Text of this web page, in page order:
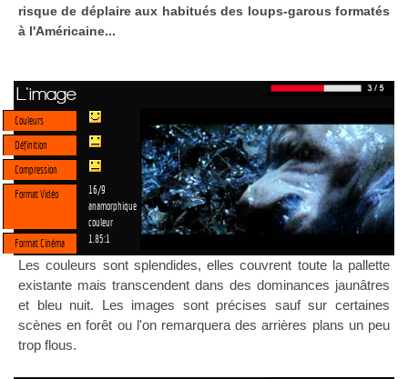
risque de déplaire aux habitués des loups-garous formatés
à l'Américaine...
L'image
Couleurs
Définition
Compression
Format Vidéo
16/9
anamorphique
couleur
Format Cinéma
1.85:1
Les couleurs sont splendides, elles couvrent toute la pallette
existante mais transcendent dans des dominances jaunâtres
et bleu nuit. Les images sont précises sauf sur certaines
scènes en forêt ou l'on remarquera des arrières plans un peu
trop flous.